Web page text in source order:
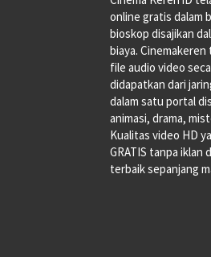
online gratis dalam
bioskop disajikan
biaya.
file audio video
didapatkan dari
dalam satu portal
animasi, drama,
Kualitas video HD
GRATIS tanpa iklan
terbaik sepanjang